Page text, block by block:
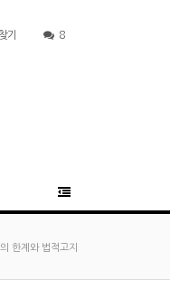
기 8
한계와 법적고지